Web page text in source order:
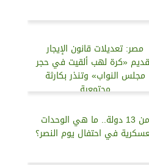
مصر: تعديلات قانون الإيجار
«كرة لهب ألقيت في حجر
مجلس النواب» وتنذر بكارثة
مجتمعية
من 13 دولة.. ما هي الوحدات
في احتفال يوم النصر؟